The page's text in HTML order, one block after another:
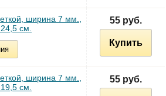
ширина 7 мм.,
см.
55 руб.
Купить
ширина 7 мм.,
см.
55 руб.